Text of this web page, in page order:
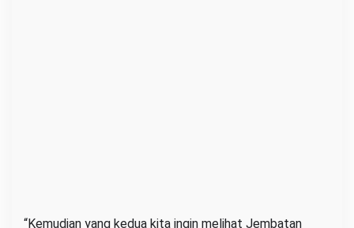
“Kemudian yang kedua kita ingin melihat Jembatan